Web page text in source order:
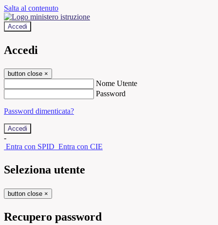
Salta al contenuto
Accedi
Accedi
button close ×
Nome Utente
Password
Password dimenticata?
-
Entra con SPID Entra con CIE
Seleziona utente
button close ×
Recupero password